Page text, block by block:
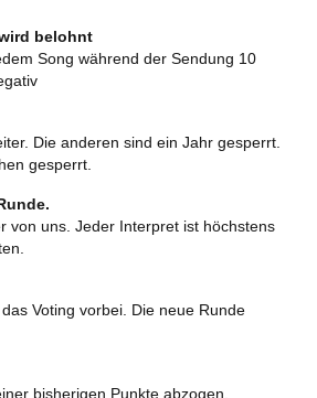
belohnt
Song während der Sendung 10
Die anderen sind ein Jahr gesperrt.
gesperrt.
von uns. Jeder Interpret ist höchstens
Voting vorbei. Die neue Runde
bisherigen Punkte abzogen.